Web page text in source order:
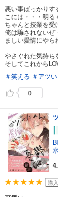
悪い事ばっかりす
こには・・・明る
ちゃんと授業を受
俺は騙されないぜ
ましい愛情にや
やさぐれた気持ち
そしてこれから
＃笑える ＃アツい
0
購